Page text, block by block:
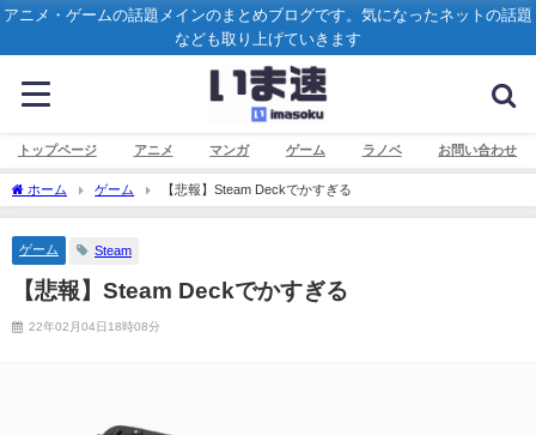
アニメ・ゲームの話題メインのまとめブログです。気になったネットの話題
なども取り上げていきます
トップページ アニメ マンガ ゲーム ラノベ お問い合わせ
ホーム ゲーム 【悲報】Steam Deckでかすぎる
ゲーム Steam
【悲報】Steam Deckでかすぎる
22年02月04日18時08分